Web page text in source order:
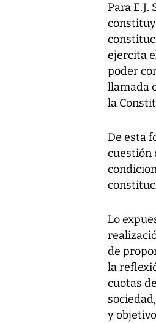
Para
ejercita
poder
llamada
la
De esta
cuestión
Lo
de
la
cuotas
y